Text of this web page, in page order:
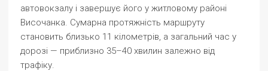
автовокзалу і завершує його у житловому районі
Височанка. Сумарна протяжність маршруту
становить близько 11 кілометрів, а загальний час у
дорозі — приблизно 35–40 хвилин залежно від
трафіку.